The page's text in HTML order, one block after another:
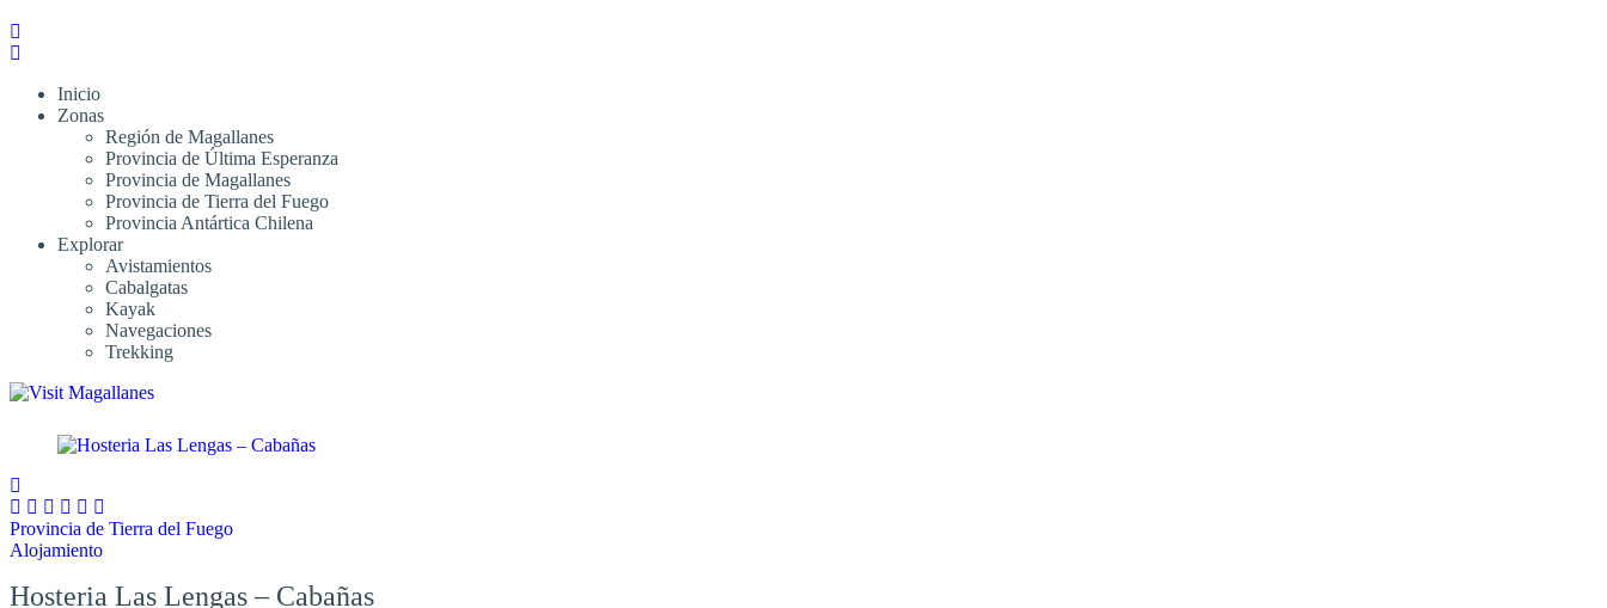
Inicio
Zonas
Región de Magallanes
Provincia de Última Esperanza
Provincia de Magallanes
Provincia de Tierra del Fuego
Provincia Antártica Chilena
Explorar
Avistamientos
Cabalgatas
Kayak
Navegaciones
Trekking
Provincia de Tierra del Fuego
Alojamiento
Hosteria Las Lengas – Cabañas